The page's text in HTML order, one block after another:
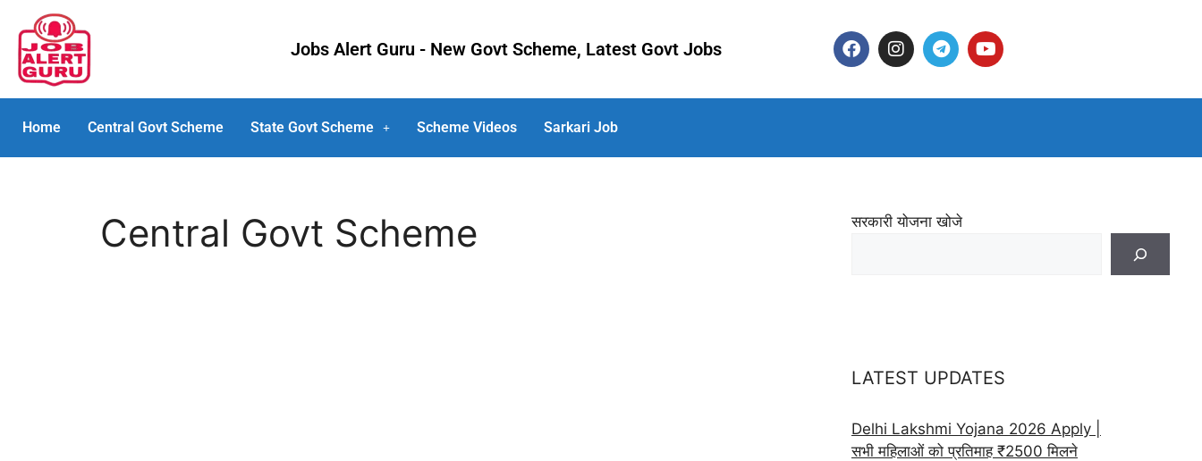
Jobs Alert Guru - New Govt Scheme, Latest Govt Jobs
Home Central Govt Scheme State Govt Scheme Scheme Videos Sarkari Job
Central Govt Scheme सरकारी योजना खोजे
LATEST UPDATES
Delhi Lakshmi Yojana 2026 Apply |
सभी महिलाओं को प्रतिमाह ₹2500 मिलने